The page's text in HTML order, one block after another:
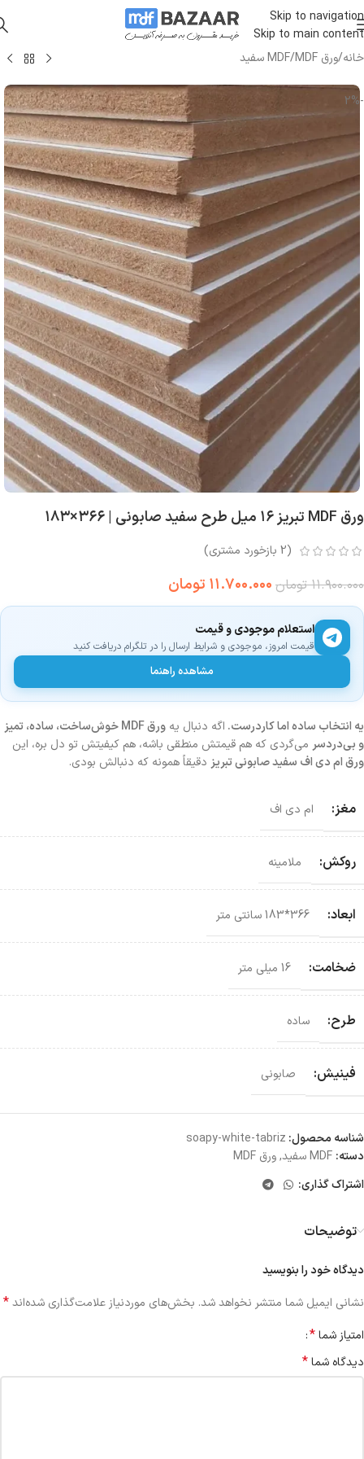
Skip to navigation
Skip to main content
خانه/ورق MDF /MDF سفید
-2%
ورق MDF تبریز ۱۶ میل طرح سفید صابونی | ۳۶۶×۱۸۳
(
2 بازخورد مشتری)
۱۱.۹۰۰.۰۰۰ تومان ۱۱.۷۰۰.۰۰۰ تومان
استعلام موجودی و قیمت
قیمت امروز، موجودی و شرایط ارسال را در تلگرام دریافت کنید
مشاهده راهنما
یه انتخاب ساده اما کاردرست. اگه دنبال یه
ورق MDF خوش‌ساخت، ساده، تمیز
و بی‌دردسر می‌گردی که هم قیمتش منطقی باشه، هم کیفیتش تو دل بره، این
ورق ام دی اف سفید صابونی تبریز دقیقاً همونه که دنبالش بودی.
مغز: ام دی اف
روکش: ملامینه
ابعاد: 366*183 سانتی‌ متر
ضخامت: 16 میلی متر
طرح: ساده
فینیش: صابونی
شناسه محصول: soapy-white-tabriz
دسته: MDF سفید ,ورق MDF
اشتراک گذاری:
توضیحات
دیدگاه خود را بنویسید
نشانی ایمیل شما منتشر نخواهد شد. بخش‌های موردنیاز علامت‌گذاری شده‌اند*
امتیاز شما*
دیدگاه شما*